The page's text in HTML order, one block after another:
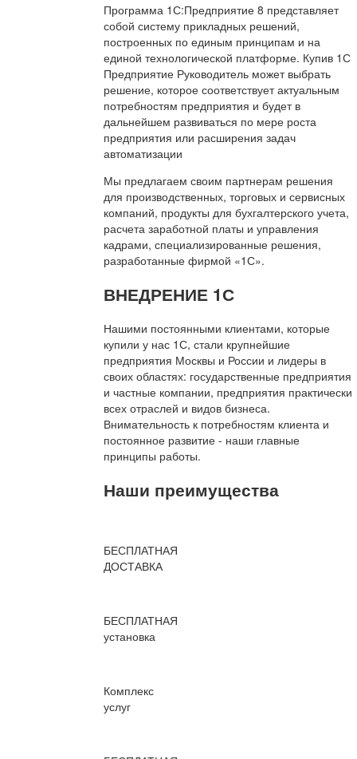
Программа 1С:Предприятие 8 представляет
собой систему прикладных решений,
построенных по единым принципам и на
единой технологической платформе. Купив 1С
Предприятие Руководитель может выбрать
решение, которое соответствует актуальным
потребностям предприятия и будет в
дальнейшем развиваться по мере роста
предприятия или расширения задач
автоматизации
Мы предлагаем своим партнерам решения
для производственных, торговых и сервисных
компаний, продукты для бухгалтерского учета,
расчета заработной платы и управления
кадрами, специализированные решения,
разработанные фирмой «1С».
ВНЕДРЕНИЕ 1С
Нашими постоянными клиентами, которые
купили у нас 1С, стали крупнейшие
предприятия Москвы и России и лидеры в
своих областях: государственные предприятия
и частные компании, предприятия практически
всех отраслей и видов бизнеса.
Внимательность к потребностям клиента и
постоянное развитие - наши главные
принципы работы.
Наши преимущества
БЕСПЛАТНАЯ
ДОСТАВКА
БЕСПЛАТНАЯ
установка
Комплекс
услуг